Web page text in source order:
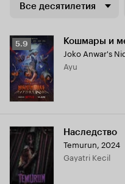
Все десятилетия
Рейтинг
Кинопоиска
5.9
5.9 Кошмары и
Ayu
Наследство
Temurun, 2024
Gayatri Kecil